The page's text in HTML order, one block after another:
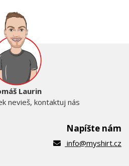
Laurin
nevieš, kontaktuj nás
Napíšte nám
info@myshirt.cz